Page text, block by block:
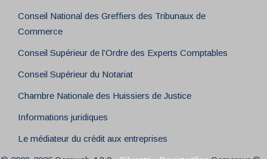
Conseil National des Greffiers des Tribunaux de
Commerce
Conseil Supérieur de l’Ordre des Experts Comptables
Conseil Supérieur du Notariat
Chambre Nationale des Huissiers de Justice
Informations juridiques
Le médiateur du crédit aux entreprises